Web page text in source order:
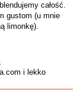
całość.
gustom (u mnie
limonkę).
i lekko